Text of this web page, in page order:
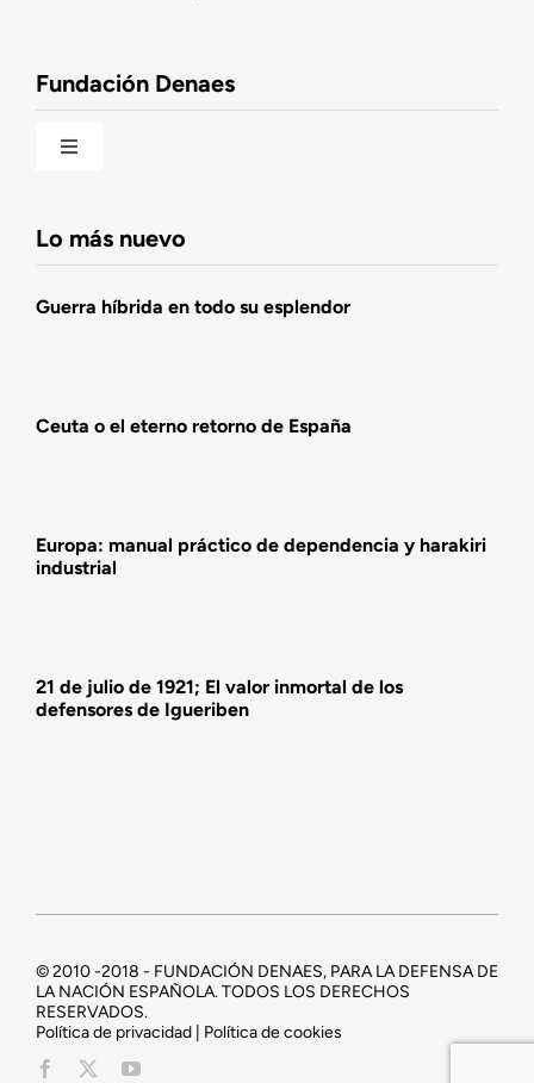
Fundación Denaes
Toggle
Lo más nuevo
Guerra híbrida en todo su esplendor
Ceuta o el eterno retorno de España
Europa: manual práctico de dependencia y harakiri
industrial
21 de julio de 1921; El valor inmortal de los
defensores de Igueriben
© 2010 -2018 - FUNDACIÓN DENAES, PARA LA DEFENSA DE
LA NACIÓN ESPAÑOLA. TODOS LOS DERECHOS
RESERVADOS.
Política de privacidad | Política de cookies